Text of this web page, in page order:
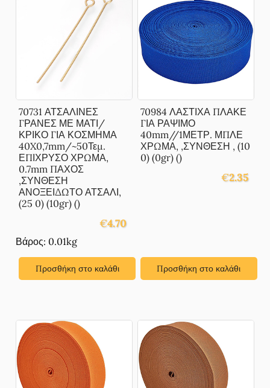
70731 ΑΤΣΑΛΙΝΕΣ
ΓΡΑΝΕΣ ΜΕ ΜΑΤΙ/
ΚΡΙΚΟ ΓΙΑ ΚΟΣΜΗΜΑ
40X0,7mm/~50Τεμ.
ΕΠΙΧΡΥΣΟ ΧΡΩΜΑ,
0.7mm ΠΑΧΟΣ
,ΣΥΝΘΕΣΗ
ΑΝΟΞΕΙΔΩΤΟ ΑΤΣΑΛΙ,
(25 0) (10gr) ()
€4.70
Βάρος: 0.01kg
Προσθήκη στο καλάθι
70984 ΛΑΣΤΙΧΑ ΠΛΑΚΕ
ΓΙΑ ΡΑΨΙΜΟ
40mm//1ΜΕΤΡ. ΜΠΛΕ
ΧΡΩΜΑ, ,ΣΥΝΘΕΣΗ , (10
0) (0gr) ()
€2.35
Προσθήκη στο καλάθι